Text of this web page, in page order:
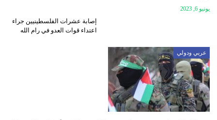
يونيو 6, 2023
إصابة عشرات الفلسطينيين جراء
اعتداء قوات العدو في رام الله
عربي ودولي